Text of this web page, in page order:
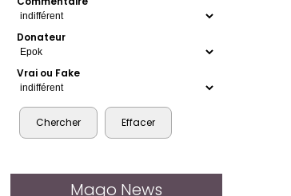
Donateur
Vrai ou Fake
Mago News